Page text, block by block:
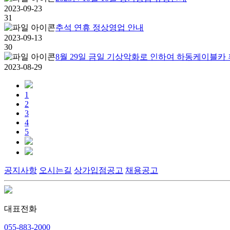
2023-09-23
31
추석 연휴 정상영업 안내
2023-09-13
30
8월 29일 금일 기상악화로 인하여 하동케이블카
2023-08-29
1
2
3
4
5
공지사항 오시는길 상가입점공고 채용공고
대표전화
055-883-2000